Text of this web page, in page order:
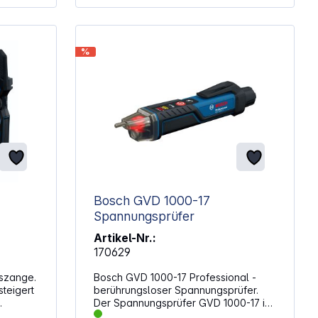
zu
für
und
von
%
Bosch GVD 1000-17
Spannungsprüfer
Artikel-Nr.:
170629
Bosch GVD 1000-17 Professional -
berührungsloser Spannungsprüfer.
Der Spannungsprüfer GVD 1000-17 ist